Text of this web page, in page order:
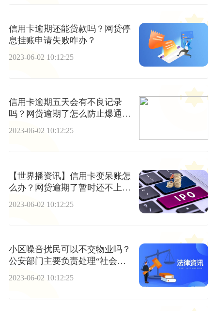
信用卡逾期还能贷款吗？网贷停
息挂账申请失败咋办？
2023-06-02 10:12:25
信用卡逾期五天会有不良记录
吗？网贷逾期了怎么防止爆通讯
录？|每日观点
2023-06-02 10:12:25
【世界播资讯】信用卡变呆账怎
么办？网贷逾期了暂时还不上怎
2023-06-02 10:12:25
小区噪音扰民可以不交物业吗？
公安部门主要负责处理“社会生
活类”的噪声吗？
2023-06-02 10:12:25